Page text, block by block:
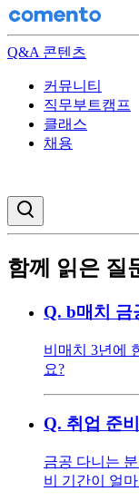
Q&A 콘텐츠
커뮤니티
직무부트캠프
클래스
채용
함께 읽은 질
Q. b매치 금
비매치 3년에
요?
Q. 취업 준
금공 다니는
비 기간이 얼